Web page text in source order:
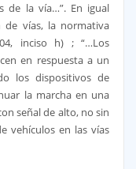
de la vía…”. En igual
de vías, la normativa
inciso h) ; “…Los
en respuesta a un
los dispositivos de
la marcha en una
señal de alto, no sin
vehículos en las vías